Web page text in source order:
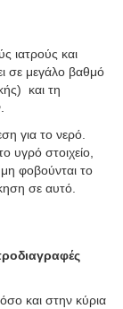
ιατρούς και
σε μεγάλο βαθμό
και τη
για το νερό.
υγρό στοιχείο,
φοβούνται το
σε αυτό.
και στην κύρια